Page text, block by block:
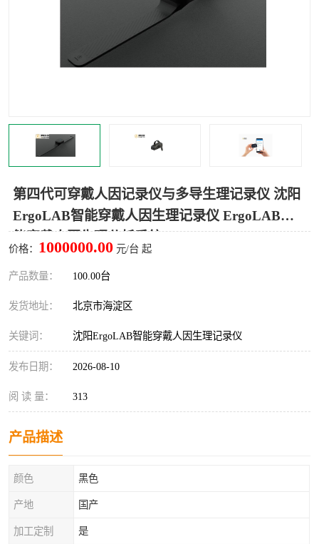
第四代可穿戴人因记录仪与多导生理记录仪 沈阳
ErgoLAB智能穿戴人因生理记录仪 ErgoLAB智
价格： 1000000.00 元/台 起
产品数量： 100.00台
发货地址： 北京市海淀区
关键词： 沈阳ErgoLAB智能穿戴人因生理记录仪
发布日期： 2026-08-10
阅 读 量： 313
产品描述
颜色 黑色
产地 国产
加工定制 是
神经营销与消费行为实验
人机环境同步云平台